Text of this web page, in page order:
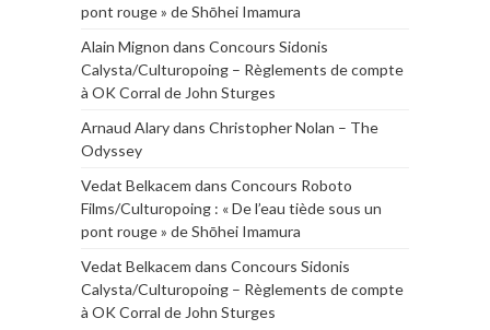
pont rouge » de Shōhei Imamura
Alain Mignon dans Concours Sidonis
Calysta/Culturopoing – Règlements de compte
à OK Corral de John Sturges
Arnaud Alarydans Christopher Nolan – The
Odyssey
Vedat Belkacem dans Concours Roboto
Films/Culturopoing : « De l’eau tiède sous un
pont rouge » de Shōhei Imamura
Vedat Belkacem dans Concours Sidonis
Calysta/Culturopoing – Règlements de compte
à OK Corral de John Sturges